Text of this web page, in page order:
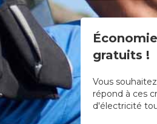
gratuits !
Vous
répond à ces
d'électricité